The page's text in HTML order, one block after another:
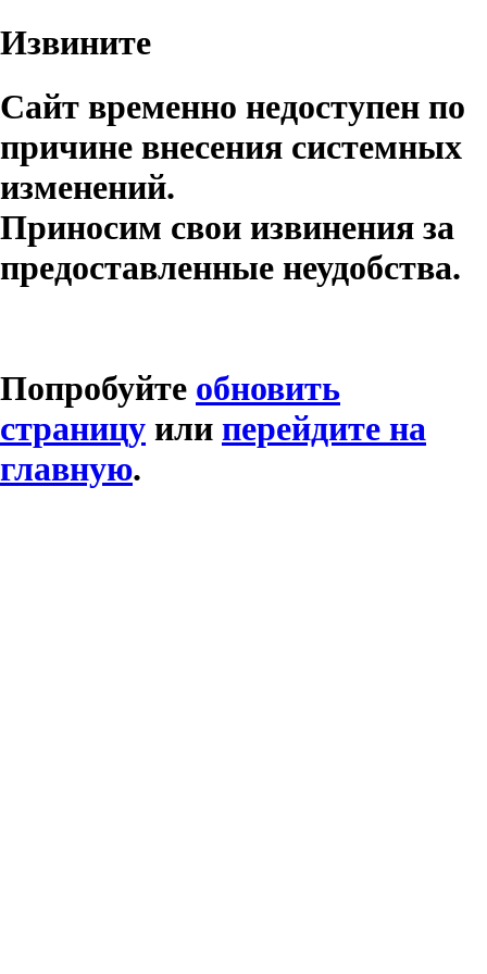
Извините
Сайт временно недоступен по
причине внесения системных
изменений.
Приносим свои извинения за
предоставленные неудобства.
Попробуйте обновить
страницу или перейдите на
главную.